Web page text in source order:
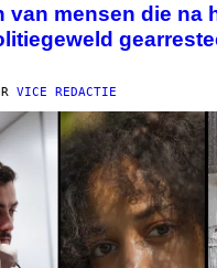
van mensen die na
VICE REDACTIE